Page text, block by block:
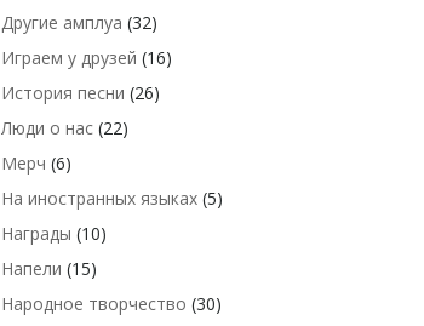
Другие амплуа (32)
Играем у друзей (16)
История песни (26)
Люди о нас (22)
Мерч (6)
На иностранных языках (5)
Награды (10)
Напели (15)
Народное творчество (30)